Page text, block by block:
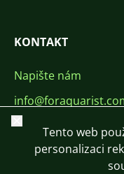
KONTAKT
Napište nám
+420 603 449 602
Zavřít
Tento web
personalizaci